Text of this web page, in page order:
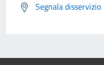
Segnala disservizio